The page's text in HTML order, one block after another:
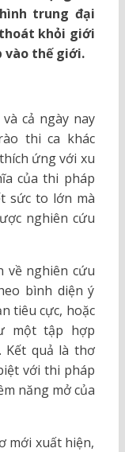
trung đại
khỏi giới
vào thế giới.
cả ngày nay
thi ca khác
ứng với xu
của thi pháp
sức to lớn mà
nghiên cứu
về nghiên cứu
bình diện ý
tiêu cực, hoặc
một tập hợp
Kết quả là thơ
với thi pháp
năng mở của
mới xuất hiện,